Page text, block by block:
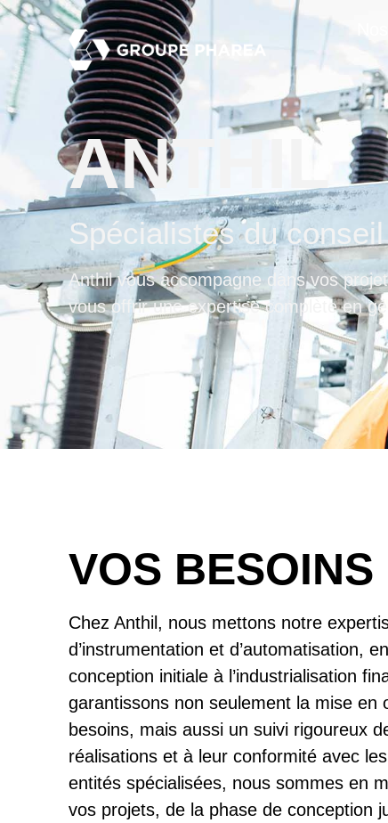
ANTHIL
Spécialistes du
Anthil vousaccompagne dansvos
vousoffrir une expertise complète en
VOS BESOINS
Chez Anthil, nous mettons notre
d’instrumentation et d’automatisation,
conception initiale à l’industrialisation
garantissons non seulement la mise
besoins, mais aussi un suivi rigoureux
réalisations et à leur conformité avec
entités spécialisées, nous sommes en
vos projets, de la phase de conception